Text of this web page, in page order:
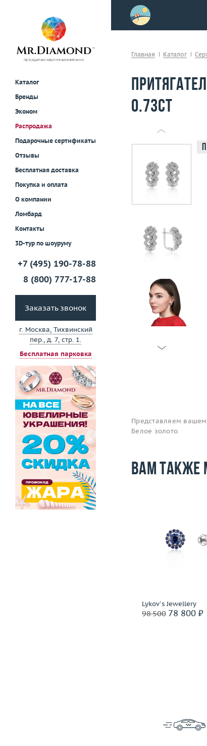
Каталог
Бренды
Эконом
Распродажа
Подарочные сертификаты
Отзывы
Бесплатная доставка
Покупка и оплата
О компании
Ломбард
Контакты
3D-тур по шоуруму
+7 (495) 190-78-88
8 (800) 777-17-88
Заказать звонок
г. Москва, Тихвинский
пер., д. 7, стр. 1.
Бесплатная парковка
примерки!
Главная Каталог
0.73ct
Представляем
Белое золото.
Вам также
-31 500i
Lykov`s Jewellery
98 50078 800 ₽
Материал